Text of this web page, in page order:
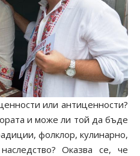
или антиценности?
и може ли той да бъде
фолклор, кулинарно,
Оказва се, че